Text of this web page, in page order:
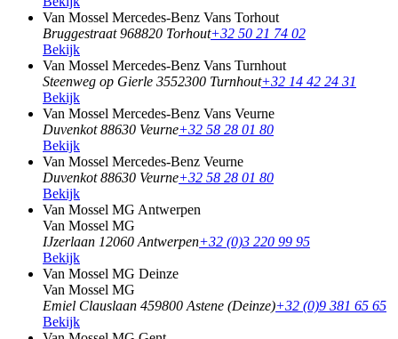
Van Mossel Mercedes-Benz Vans Torhout
Bruggestraat 968820 Torhout+32 50 21 74 02
Bekijk
Van Mossel Mercedes-Benz Vans Turnhout
Steenweg op Gierle 3552300 Turnhout+32 14 42 24 31
Bekijk
Van Mossel Mercedes-Benz Vans Veurne
Duvenkot 88630 Veurne+32 58 28 01 80
Bekijk
Van Mossel Mercedes-Benz Veurne
Duvenkot 88630 Veurne+32 58 28 01 80
Bekijk
Van Mossel MG Antwerpen
Van Mossel MG
IJzerlaan 12060 Antwerpen+32 (0)3 220 99 95
Bekijk
Van Mossel MG Deinze
Van Mossel MG
Emiel Clauslaan 459800 Astene (Deinze)+32 (0)9 381 65 65
Bekijk